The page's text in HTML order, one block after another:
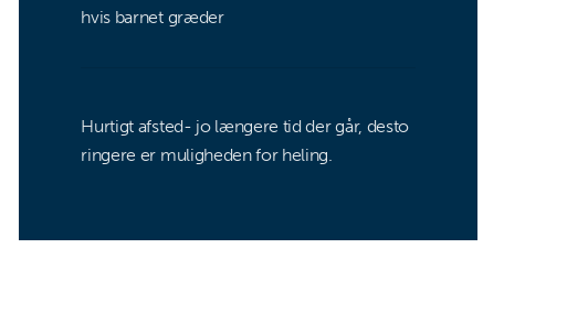
hvis barnet græder
Hurtigt afsted- jo længere tid der går, desto
ringere er muligheden for heling.